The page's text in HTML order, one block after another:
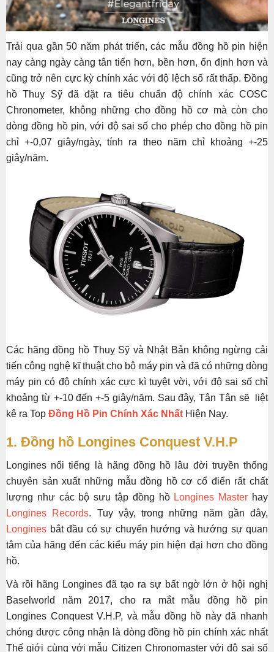
Trải qua gần 50 năm phát triển, các mẫu đồng hồ pin hiện
nay càng ngày càng tân tiến hơn, bền hơn, ổn định hơn và
cũng trở nên cực kỳ chính xác với độ lệch số rất thấp. Đồng
hồ Thuỵ Sỹ đã đặt ra tiêu chuẩn độ chính xác COSC
Chronometer, không những cho đồng hồ cơ mà còn cho
dòng đồng hồ pin, với độ sai số cho phép cho đồng hồ pin
chỉ +-0,07 giây/ngày, tính ra theo năm chỉ khoảng +-25
giây/năm.
Các hãng đồng hồ Thuỵ Sỹ và Nhật Bản không ngừng cải
tiến công nghệ kĩ thuật cho bộ máy pin và đã có những dòng
máy pin có độ chính xác cực kì tuyệt vời, với độ sai số chỉ
khoảng từ +-10 đến +-5 giây/năm. Sau đây, Tân Tân sẽ liệt
kê ra Top Đồng Hồ Pin Chính Xác Nhất Hiện Nay.
1. Đồng hồ Longines Conquest V.H.P
Longines nổi tiếng là hãng đồng hồ lâu đời truyền thống
chuyên sản xuất những mẫu đồng hồ cơ cổ điển rất chất
lượng như các bộ sưu tập đồng hồ Longines Master hay
Longines Records. Tuy vậy, trong những năm gần đây,
Longines bắt đầu có sự chuyển hướng và hướng sự quan
tâm của hãng đến các kiểu máy pin hiện đại hơn cho đồng
hồ.
Và rồi hãng Longines đã tạo ra sự bất ngờ lớn ở hội nghị
Baselworld năm 2017, cho ra mắt mẫu đồng hồ pin
Longines Conquest V.H.P, và mẫu đồng hồ này đã nhanh
chóng được công nhận là dòng đồng hồ pin chính xác nhất
Thế giới cùng với mẫu Citizen Chronomaster với độ sai số